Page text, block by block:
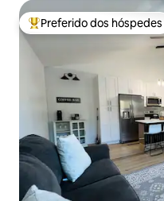
Entre os melhores
Preferido dos hóspedes